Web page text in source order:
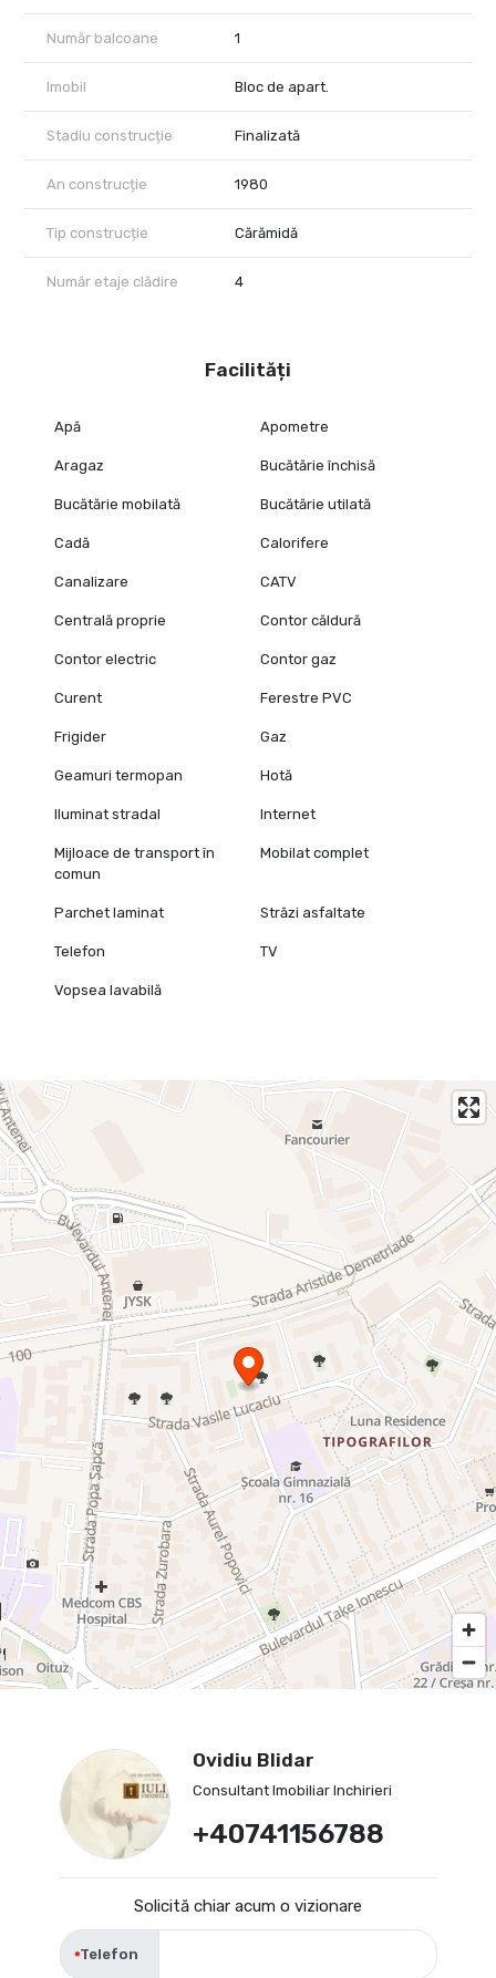
Număr balcoane 1
Imobil Bloc de apart.
Stadiu construcție Finalizată
An construcție 1980
Tip construcție Cărămidă
Număr etaje clădire 4
Facilități
Apă Apometre
Aragaz Bucătărie închisă
Bucătărie mobilată Bucătărie utilată
Cadă Calorifere
Canalizare CATV
Centrală proprie Contor căldură
Contor electric Contor gaz
Curent Ferestre PVC
Frigider Gaz
Geamuri termopan Hotă
Iluminat stradal Internet
Mijloace de transport în
comun
Mobilat complet
Parchet laminat Străzi asfaltate
Telefon TV
Vopsea lavabilă
Ovidiu Blidar
Consultant Imobiliar Inchirieri
+40741156788
Solicită chiar acum o vizionare
Telefon